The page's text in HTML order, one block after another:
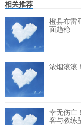
相关推荐
橙县布雷
面趋稳
浓烟滚滚
幸无伤亡
客与教练